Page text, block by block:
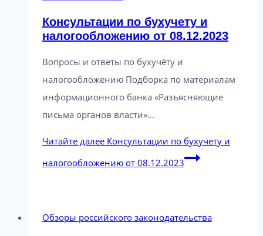
Консультации по бухучету и
налогообложению от 08.12.2023
Вопросы и ответы по бухучёту и
налогообложению Подборка по материалам
информационного банка «Разъясняющие
письма органов власти»…
Читайте далее Консультации по бухучету и
налогообложению от 08.12.2023
Обзоры российского законодательства